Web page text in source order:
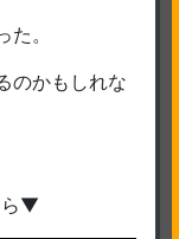
。
のかもしれな
ら▼